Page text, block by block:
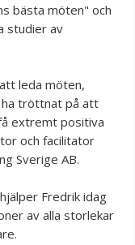
bästa möten" och
studier av
leda möten,
tröttnat på att
extremt positiva
och facilitator
Sverige AB.
Fredrik idag
av alla storlekar